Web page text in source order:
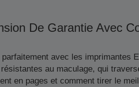
De Garantie Avec
avec les imprimantes
au maculage, qui
en pages et comment tirer le